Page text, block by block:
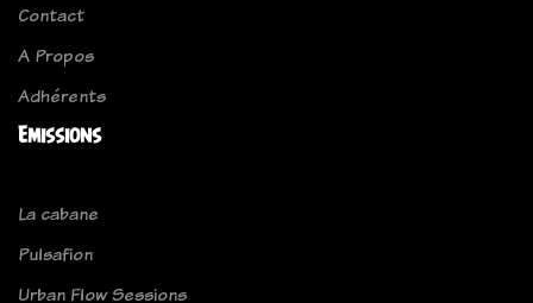
Contact
A Propos
Adhérents
Emissions
La cabane
Pulsafion
Urban Flow Sessions